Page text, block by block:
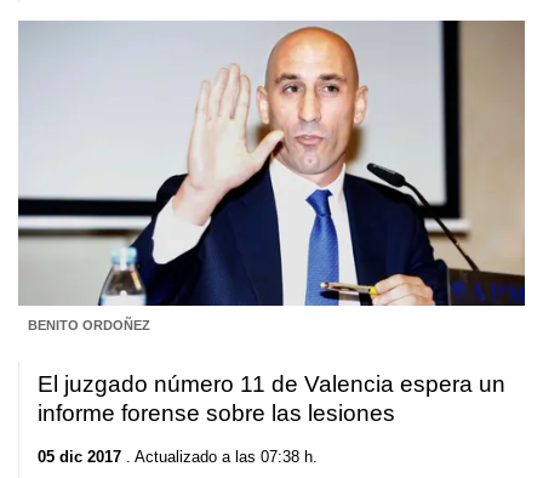
BENITO ORDOÑEZ
El juzgado número 11 de Valencia espera un
informe forense sobre las lesiones
05 dic 2017 . Actualizado a las 07:38 h.